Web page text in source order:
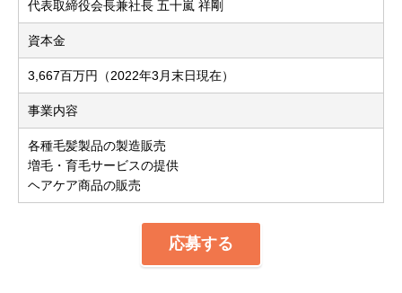
代表取締役会長兼社長 五十嵐 祥剛
資本金
3,667百万円（2022年3月末日現在）
事業内容
各種毛髪製品の製造販売
増毛・育毛サービスの提供
ヘアケア商品の販売
応募する